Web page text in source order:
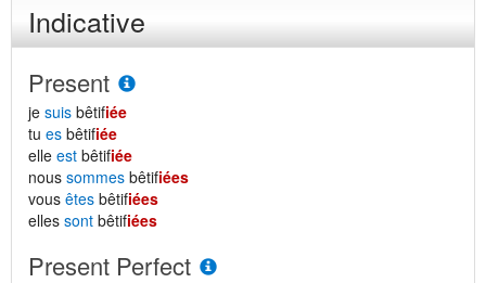
Indicative
Present
je suis bêtifiée
tu es bêtifiée
elle est bêtifiée
nous sommes bêtifiées
vous êtes bêtifiées
elles sont bêtifiées
Present Perfect